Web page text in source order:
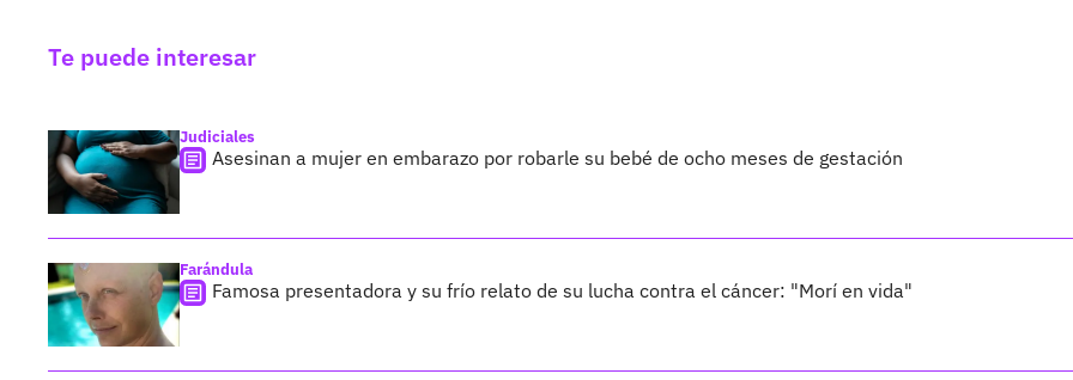
Te puede interesar
Judiciales
Asesinan a mujer en embarazo por robarle su bebé de ocho meses de gestación
Farándula
Famosa presentadora y su frío relato de su lucha contra el cáncer: "Morí en vida"